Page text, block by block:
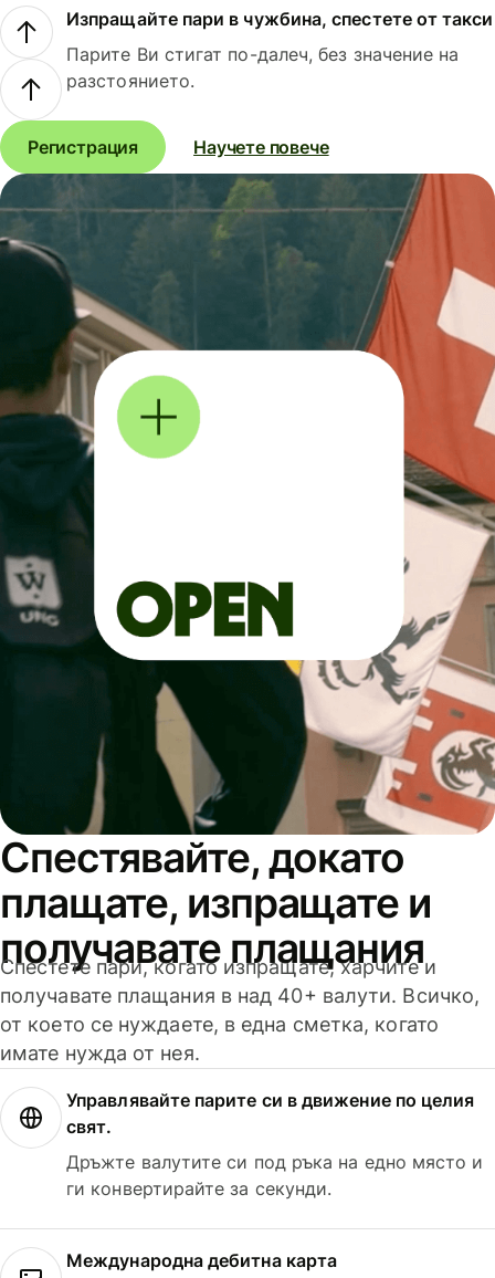
Изпращайте пари в чужбина, спестете от такси
Парите Ви стигат по-далеч, без значение на
разстоянието.
Регистрация Научете повече
Спестявайте, докато
плащате, изпращате и
получавате плащания
Спестете пари, когато изпращате, харчите и
получавате плащания в над 40+ валути. Всичко,
от което се нуждаете, в една сметка, когато
имате нужда от нея.
Управлявайте парите си в движение по целия
свят.
Дръжте валутите си под ръка на едно място и
ги конвертирайте за секунди.
Международна дебитна карта